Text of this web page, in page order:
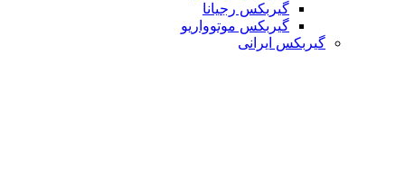
گیربکس رجیانا
گیربکس موتوواریو
گیربکس ایرانی